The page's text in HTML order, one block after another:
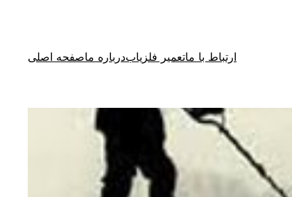
ارتباط با ماتعمیر فلزیابدرباره ماصفحه اصلی